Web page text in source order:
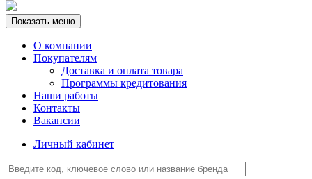
Показать меню
О компании
Покупателям
Доставка и оплата товара
Программы кредитования
Наши работы
Контакты
Вакансии
Личный кабинет